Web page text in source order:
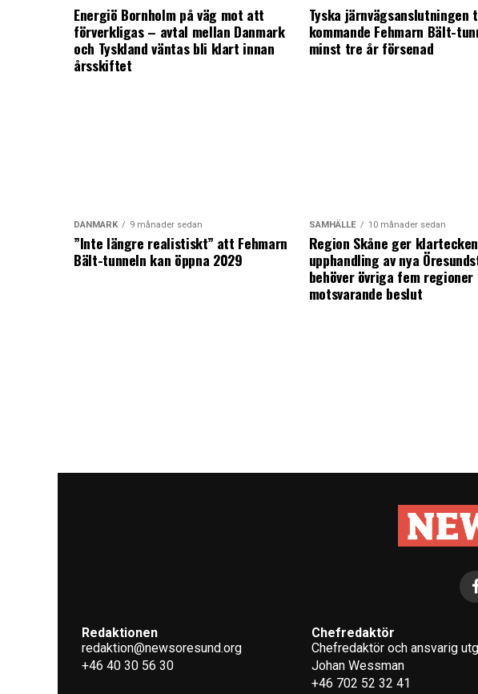
Energiö Bornholm på väg mot att
förverkligas – avtal mellan Danmark
och Tyskland väntas bli klart innan
årsskiftet
Tyska järnvägsanslutningen
kommande Fehmarn Bält-
minst tre år försenad
DANMARK 9 månader sedan
”Inte längre realistiskt” att Fehmarn
Bält-tunneln kan öppna 2029
SAMHÄLLE 10 månader sedan
Region Skåne ger
upphandling av nya
behöver övriga fem
motsvarande beslut
Redaktionen
redaktion@newsoresund.org
+46 40 30 56 30
Chefredaktör
Chefredaktör och ansvarig
Johan Wessman
+46 702 52 32 41